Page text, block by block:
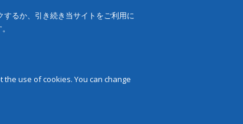
るか、引き続き当サイトをご利用に
use of cookies. You can change